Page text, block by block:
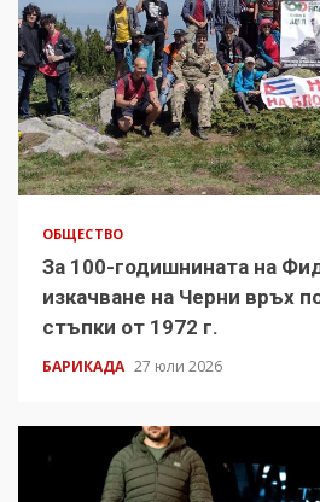
ОБЩЕСТВО
За 100-годишнината на
изкачване на Черни връх
стъпки от 1972 г.
БАРИКАДА 27 юли 2026